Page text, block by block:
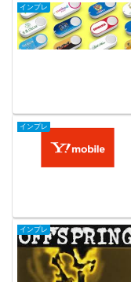
インプレ
インプレ
インプレ